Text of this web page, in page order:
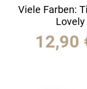
Viele Farben:
12,90